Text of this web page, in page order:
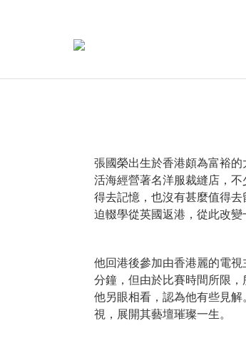
張國榮出生於香港頗為富裕
活海經營著名洋服裁縫店，
得去記憶，也沒有甚麼值得
迫輟學從英國返港，從此改變
他回港後參加由香港麗的電
分鐘，但由於比賽時間所限
他另眼相看，認為他有些見
視，展開其藝壇璀璨一生。